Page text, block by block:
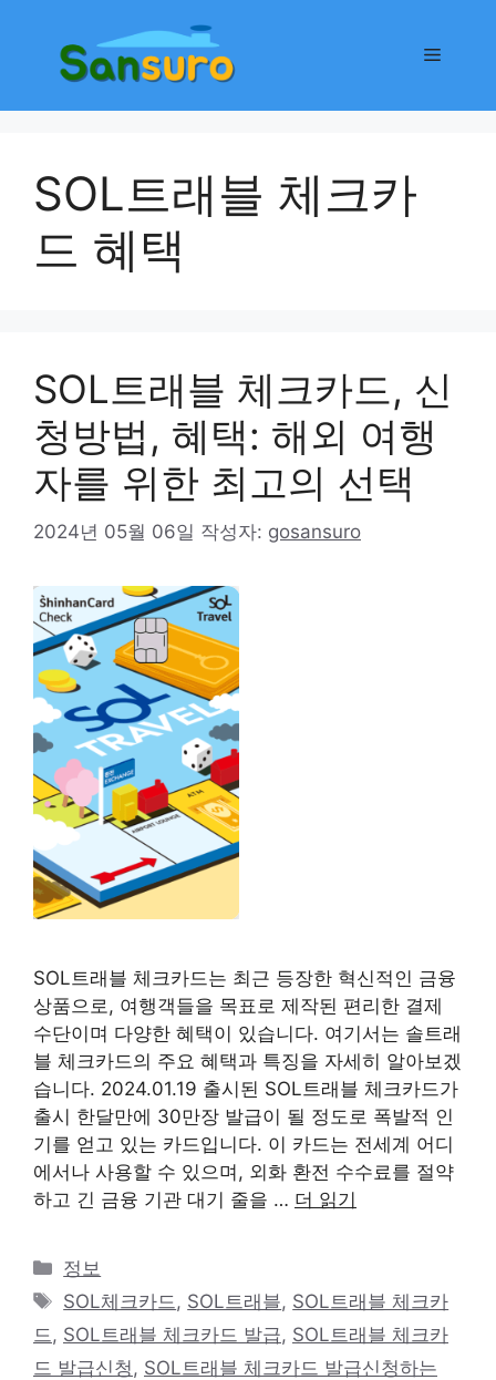
메
SOL트래블 체크카
드 혜택
SOL트래블 체크카드, 신
청방법, 혜택: 해외 여행
자를 위한 최고의 선택
2024년 05월 06일 작성자: gosansuro
SOL트래블 체크카드는 최근 등장한 혁신적인 금융
상품으로, 여행객들을 목표로 제작된 편리한 결제
수단이며 다양한 혜택이 있습니다. 여기서는 솔트래
블 체크카드의 주요 혜택과 특징을 자세히 알아보겠
습니다. 2024.01.19 출시된 SOL트래블 체크카드가
출시 한달만에 30만장 발급이 될 정도로 폭발적 인
기를 얻고 있는 카드입니다. 이 카드는 전세계 어디
에서나 사용할 수 있으며, 외화 환전 수수료를 절약
하고 긴 금융 기관 대기 줄을 … 더 읽기
카
테
리
정보
태
그
SOL체크카드 , SOL트래블, SOL트래블 체크카
드 , SOL트래블 체크카드 발급, SOL트래블 체크카
드 발급신청 , SOL트래블 체크카드 발급신청하는